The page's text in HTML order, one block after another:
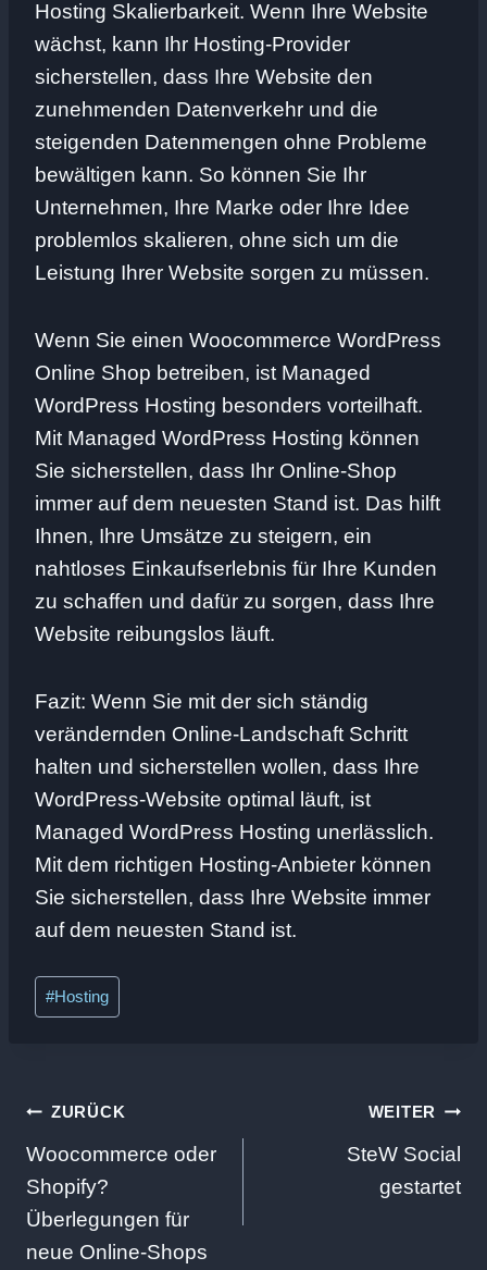
Hosting Skalierbarkeit. Wenn Ihre Website
wächst, kann Ihr Hosting-Provider
sicherstellen, dass Ihre Website den
zunehmenden Datenverkehr und die
steigenden Datenmengen ohne Probleme
bewältigen kann. So können Sie Ihr
Unternehmen, Ihre Marke oder Ihre Idee
problemlos skalieren, ohne sich um die
Leistung Ihrer Website sorgen zu müssen.
Wenn Sie einen Woocommerce WordPress
Online Shop betreiben, ist Managed
WordPress Hosting besonders vorteilhaft.
Mit Managed WordPress Hosting können
Sie sicherstellen, dass Ihr Online-Shop
immer auf dem neuesten Stand ist. Das hilft
Ihnen, Ihre Umsätze zu steigern, ein
nahtloses Einkaufserlebnis für Ihre Kunden
zu schaffen und dafür zu sorgen, dass Ihre
Website reibungslos läuft.
Fazit: Wenn Sie mit der sich ständig
verändernden Online-Landschaft Schritt
halten und sicherstellen wollen, dass Ihre
WordPress-Website optimal läuft, ist
Managed WordPress Hosting unerlässlich.
Mit dem richtigen Hosting-Anbieter können
Sie sicherstellen, dass Ihre Website immer
auf dem neuesten Stand ist.
Schlagworte:
#Hosting
Beitragsnavigation
ZURÜCK
Woocommerce oder
Shopify?
Überlegungen für
neue Online-Shops
WEITER
SteW Social
gestartet